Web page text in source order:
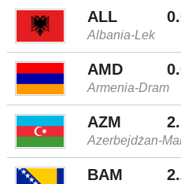
ALL
Albania-Lek
AMD
Armenia-Dram
AZM
Azerbejdżan-
BAM